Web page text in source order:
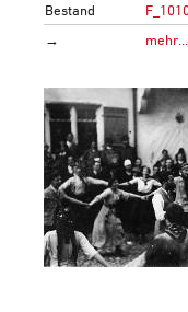
Bestand
→
mehr…